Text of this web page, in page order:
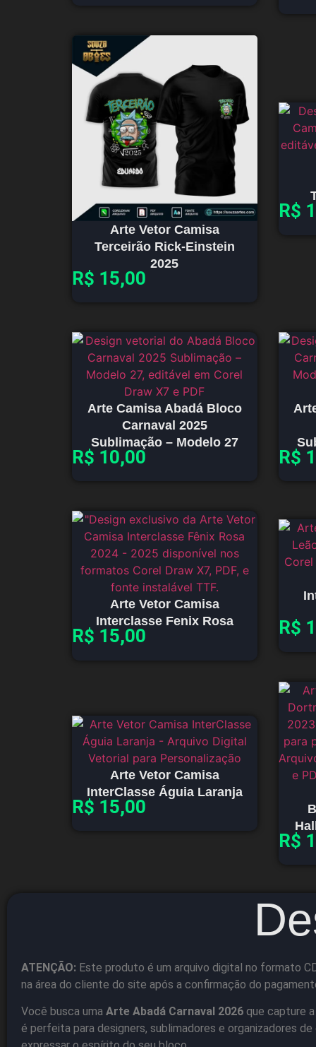
Arte Vetor Camisa
Terceirão Rick-Einstein
2025
R$ 15,00
R$
Arte Camisa Abadá Bloco
Carnaval 2025
Sublimação – Modelo 27
R$ 10,00 R$
Arte Vetor Camisa
Interclasse Fenix Rosa
R$ 15,00 R$
Arte Vetor Camisa
InterClasse Águia Laranja
R$ 15,00
R$
ATENÇÃO: Este produto é um arquivo digital no formato
na área do cliente do site após a confirmação do
Você busca uma Arte Abadá Carnaval 2026 que capture
é perfeita para designers, sublimadores e organizadores